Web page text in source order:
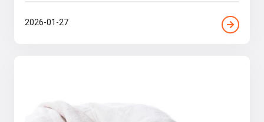
2026-01-27